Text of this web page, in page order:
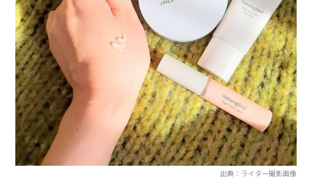
出典：ライター撮影画像